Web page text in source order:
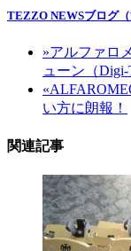
TEZZO NEWSブログ（
»アルファロ
ューン（Digi-
«
い方に朗報！
関連記事